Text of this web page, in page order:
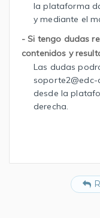
la plataforma
y mediante el
- Si tengo dudas
contenidos y
Las dudas
soporte2@edc-
desde la
derecha.